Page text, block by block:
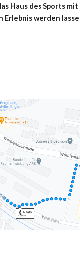
Haus des Sports
Erlebnis werden